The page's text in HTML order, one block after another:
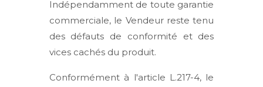
Indépendamment de toute garantie
commerciale, le Vendeur reste tenu
des défauts de conformité et des
vices cachés du produit.
Conformément à l'article L.217-4, le